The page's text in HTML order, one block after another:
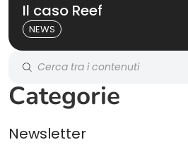
Il caso Reef
NEWS
Categorie
Newsletter